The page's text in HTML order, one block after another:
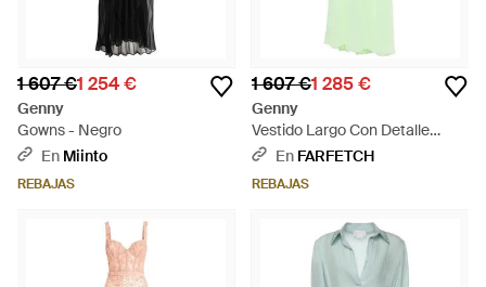
1 607 €1 254 €
Genny
Gowns - Negro
En Miinto
REBAJAS
1 607 €1 285 €
Genny
Vestido Largo Con Detalle
Retorcido - Verde
En FARFETCH
REBAJAS